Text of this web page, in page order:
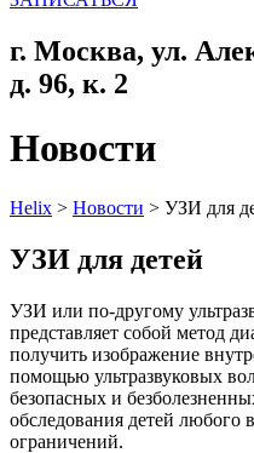
г. Москва, ул.
д. 96, к. 2
Новости
Helix > Новости > УЗИ для
УЗИ для детей
УЗИ или по-другому
представляет собой метод
получить изображение
помощью ультразвуковых
безопасных и
обследования детей любого
ограничений.